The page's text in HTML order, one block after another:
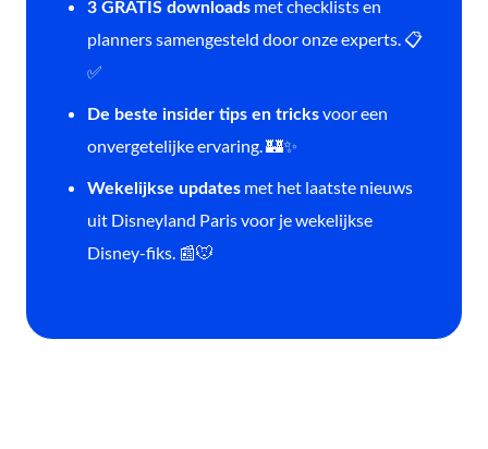
3 GRATIS downloads met checklists en
planners samengesteld door onze experts. 📋
✅
De beste insider tips en tricksvoor een
onvergetelijke ervaring. 🏰✨
Wekelijkse updates met het laatste nieuws
uit Disneyland Paris voor je wekelijkse
Disney-fiks. 📰🐭